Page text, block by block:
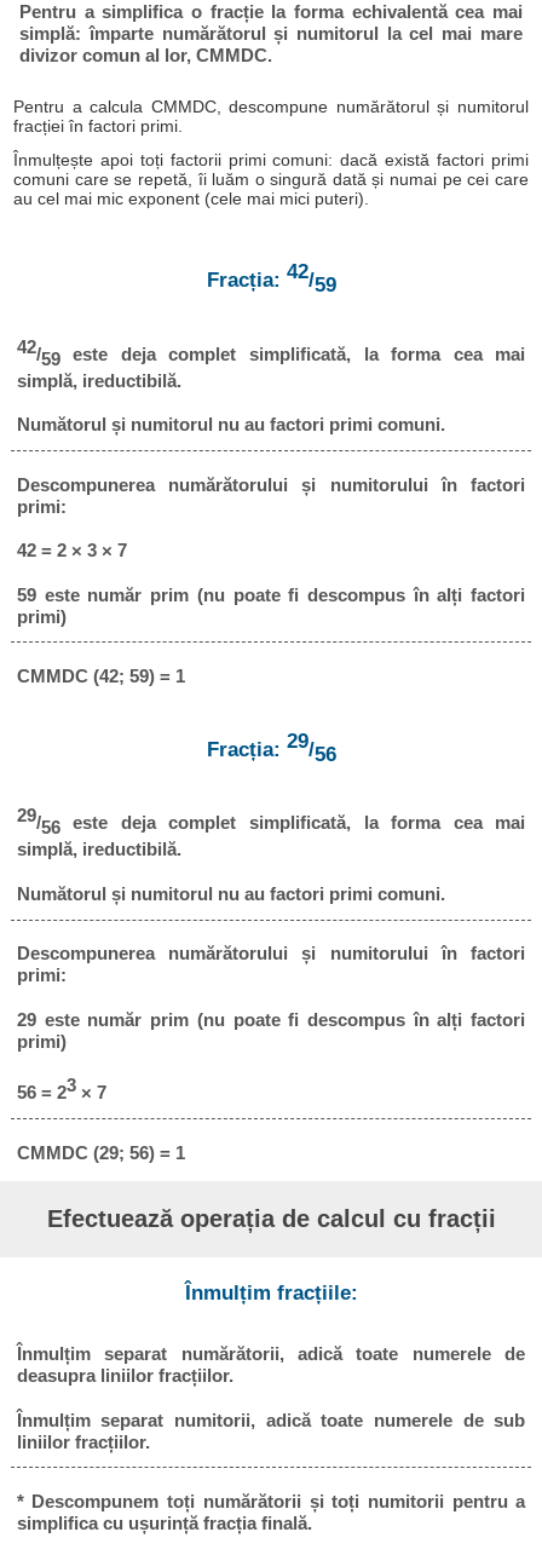
Pentru a simplifica o fracție la forma echivalentă cea mai
simplă: împarte numărătorul și numitorul la cel mai mare
divizor comun al lor, CMMDC.
Pentru a calcula CMMDC, descompune numărătorul și numitorul
fracției în factori primi.
Înmulțește apoi toți factorii primi comuni: dacă există factori primi
comuni care se repetă, îi luăm o singură dată și numai pe cei care
au cel mai mic exponent (cele mai mici puteri).
Fracția: 42/59
42/59este deja complet simplificată, la forma cea mai
simplă, ireductibilă.
Numătorul și numitorul nu au factori primi comuni.
Descompunerea numărătorului și numitorului în factori
primi:
42 = 2 × 3 × 7
59 este număr prim (nu poate fi descompus în alți factori
primi)
CMMDC (42; 59) = 1
Fracția: 29/56
29/56este deja complet simplificată, la forma cea mai
simplă, ireductibilă.
Numătorul și numitorul nu au factori primi comuni.
Descompunerea numărătorului și numitorului în factori
primi:
29 este număr prim (nu poate fi descompus în alți factori
primi)
56 = 23× 7
CMMDC (29; 56) = 1
Efectuează operația de calcul cu fracții
Înmulțim fracțiile:
Înmulțim separat numărătorii, adică toate numerele de
deasupra liniilor fracțiilor.
Înmulțim separat numitorii, adică toate numerele de sub
liniilor fracțiilor.
* Descompunem toți numărătorii și toți numitorii pentru a
simplifica cu ușurință fracția finală.